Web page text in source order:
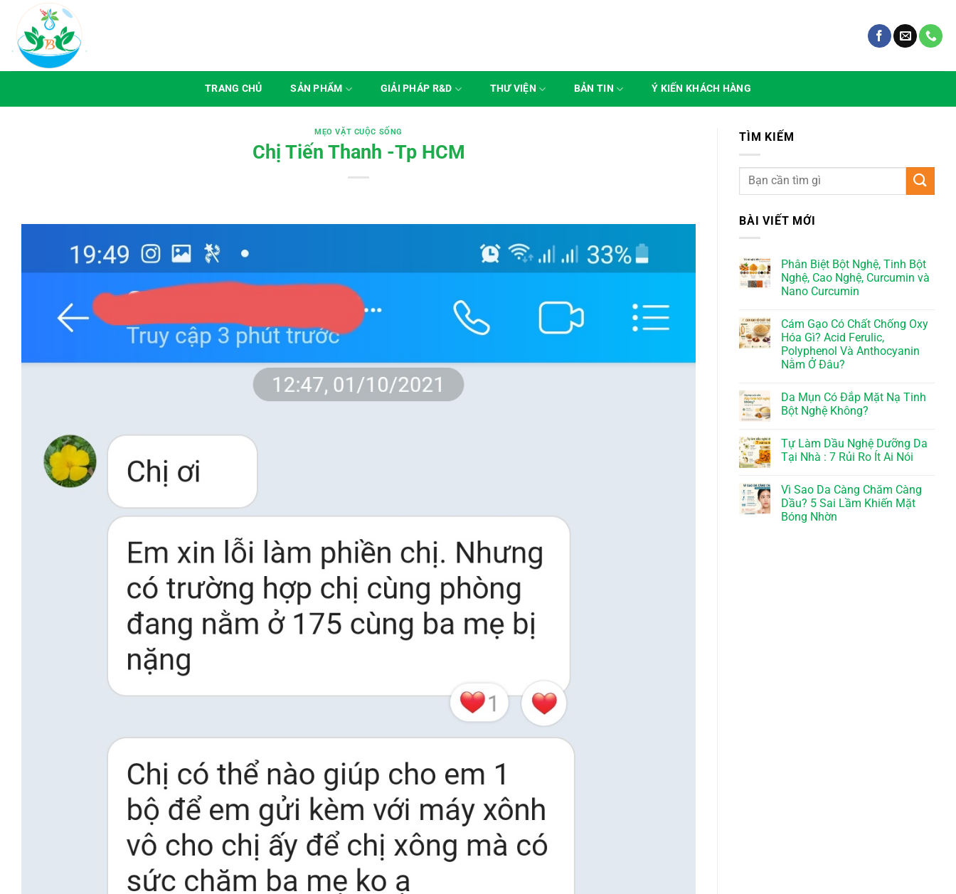
Chuyển
đến
dung
TRANG CHỦ SẢN PHẨM GIẢI PHÁP R&D THƯ VIỆN BẢN TIN Ý KIẾN KHÁCH HÀNG
MẸO VẶT CUỘC SỐNG
Chị Tiến Thanh -Tp HCM
TÌM KIẾM
BÀI VIẾT MỚI
Phân Biệt Bột Nghệ, Tinh Bột
Nghệ, Cao Nghệ, Curcumin và
Nano Curcumin
Cám Gạo Có Chất Chống Oxy
Hóa Gì? Acid Ferulic,
Polyphenol Và Anthocyanin
Nằm Ở Đâu?
Da Mụn Có Đắp Mặt Nạ Tinh
Bột Nghệ Không?
Tự Làm Dầu Nghệ Dưỡng Da
Tại Nhà : 7 Rủi Ro Ít Ai Nói
Vì Sao Da Càng Chăm Càng
Dầu? 5 Sai Lầm Khiến Mặt
Bóng Nhờn